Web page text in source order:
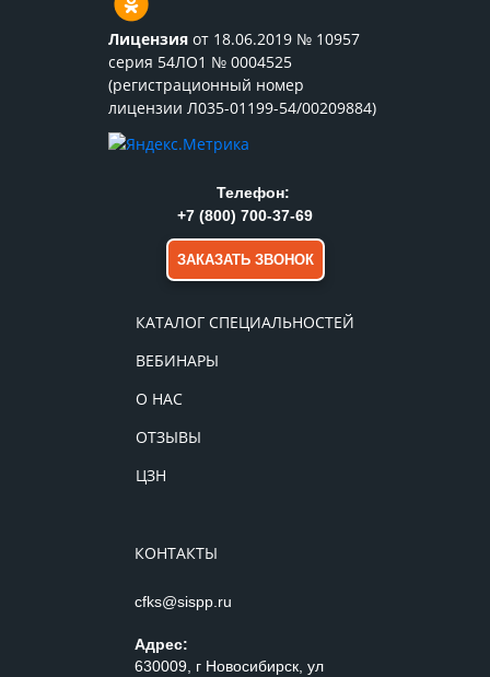
Лицензия от 18.06.2019 № 10957
серия 54ЛО1 № 0004525
(регистрационный номер
лицензии Л035-01199-54/00209884)
КАТАЛОГ СПЕЦИАЛЬНОСТЕЙ
ВЕБИНАРЫ
О НАС
ОТЗЫВЫ
ЦЗН
КОНТАКТЫ
cfks@sispp.ru
Адрес:
630009, г Новосибирск, ул
Телефон:
+7 (800) 700-37-69
ЗАКАЗАТЬ ЗВОНОК